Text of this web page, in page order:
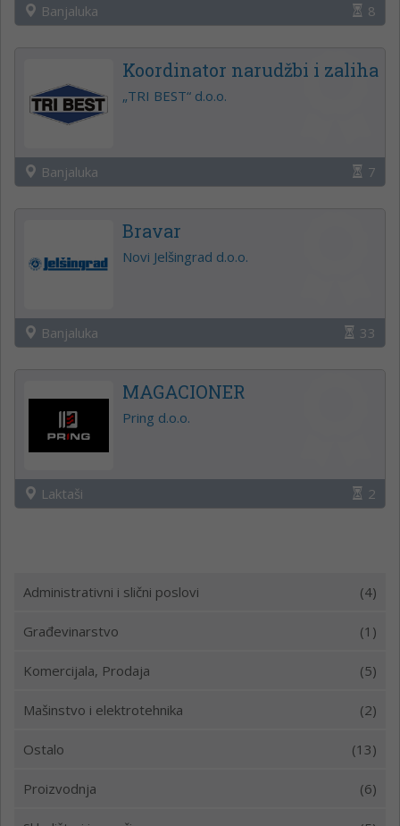
Banjaluka 8
Koordinator narudžbi i zaliha
„TRI BEST“ d.o.o.
Banjaluka 7
Bravar
Novi Jelšingrad d.o.o.
Banjaluka 33
MAGACIONER
Pring d.o.o.
Laktaši 2
Administrativni i slični poslovi (4)
Građevinarstvo (1)
Komercijala, Prodaja (5)
Mašinstvo i elektrotehnika (2)
Ostalo (13)
Proizvodnja (6)